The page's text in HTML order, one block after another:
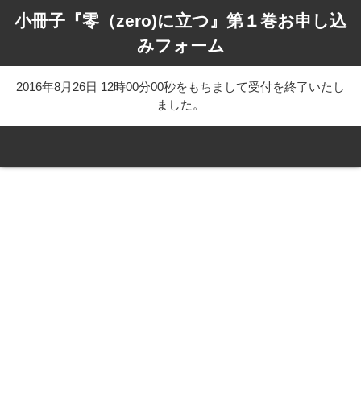
小冊子『零（zero)に立つ』第１巻お申し込
みフォーム
2016年8月26日 12時00分00秒をもちまして受付を終了いたし
ました。